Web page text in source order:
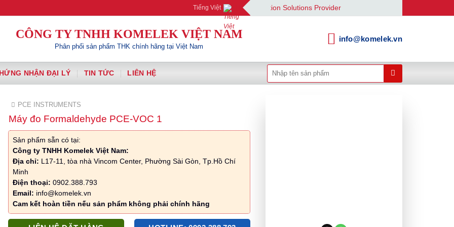
Tiếng Việt
Komelek | Your Automation Solutions Provider
CÔNG TY TNHH KOMELEK VIỆT NAM
Phân phối sản phẩm THK chính hãng tại Việt Nam
info@komelek.vn
NHẬN ĐẠI LÝ TIN TỨC LIÊN HỆ
Tìm
kiếm:
PCE INSTRUMENTS
Máy đo Formaldehyde PCE-VOC 1
Sản phẩm sẵn có tại:
Công ty TNHH Komelek Việt Nam:
Địa chỉ: L17-11, tòa nhà Vincom Center, Phường Sài Gòn, Tp.Hồ Chí
Minh
Điện thoại: 0902.388.793
Email: info@komelek.vn
Cam kết hoàn tiền nếu sản phẩm không phải chính hãng